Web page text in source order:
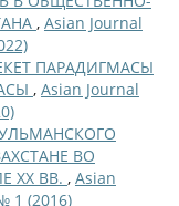
, Asian Journal
ПАРАДИГМАСЫ
, Asian Journal
ВО
XX ВВ. , Asian
1 (2016)